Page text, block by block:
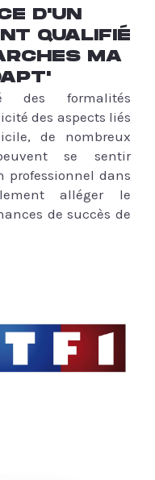
D'UN
QUALIFIÉ
MA
des formalités
des aspects liés
de nombreux
se sentir
professionnel dans
alléger le
de succès de